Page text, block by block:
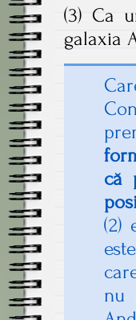
(3) Ca
galaxia
că
(2)
nu